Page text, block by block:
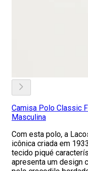
Camisa Polo Classic
Masculina
Com esta polo, a
icônica criada em
tecido piqué
apresenta um design